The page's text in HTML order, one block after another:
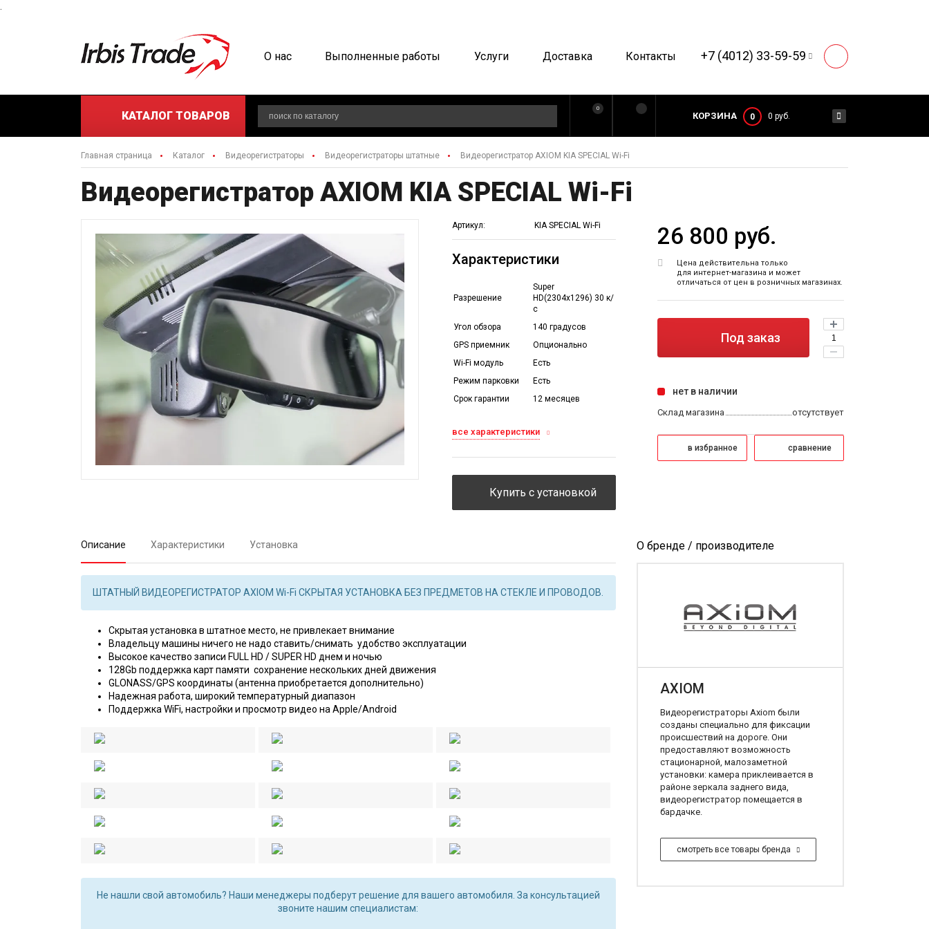
О нас Выполненные работы Услуги Доставка Контакты +7 (4012) 33-59-59
КАТАЛОГ ТОВАРОВ
0
КОРЗИНА 0 0 руб.
Главная страница Каталог Видеорегистраторы Видеорегистраторы штатные Видеорегистратор AXIOM KIA SPECIAL Wi-Fi
Видеорегистратор AXIOM KIA SPECIAL Wi-Fi
Артикул: KIA SPECIAL Wi-Fi
Характеристики
Разрешение
Super
HD(2304х1296) 30 к/
с
Угол обзора
140 градусов
GPS приемник
Опционально
Wi-Fi модуль
Есть
Режим парковки
Есть
Срок гарантии
12 месяцев
все характеристики
Купить с установкой
26 800 руб.
Цена действительна только
для интернет-магазина и может
отличаться от цен в розничных магазинах.
Под заказ
нет в наличии
Склад магазина отсутствует
в избранное сравнение
Описание Характеристики Установка
ШТАТНЫЙ ВИДЕОРЕГИСТРАТОР AXIOM Wi-Fi СКРЫТАЯ УСТАНОВКА БЕЗ ПРЕДМЕТОВ НА СТЕКЛЕ И ПРОВОДОВ.
Скрытая установка в штатное место, не привлекает внимание
Владельцу машины ничего не надо ставить/снимать удобство эксплуатации
Высокое качество записи FULL HD / SUPER HD днем и ночью
128Gb поддержка карт памяти сохранение нескольких дней движения
GLONASS/GPS координаты (антенна приобретается дополнительно)
Надежная работа, широкий температурный диапазон
Поддержка WiFi, настройки и просмотр видео на Apple/Android
Не нашли свой автомобиль? Наши менеджеры подберут решение для вашего автомобиля. За консультацией
звоните нашим специалистам:
О бренде / производителе
AXIOM
Видеорегистраторы Axiom были
созданы специально для фиксации
происшествий на дороге. Они
предоставляют возможность
стационарной, малозаметной
установки: камера приклеивается в
районе зеркала заднего вида,
видеорегистратор помещается в
бардачке.
смотреть все товары бренда